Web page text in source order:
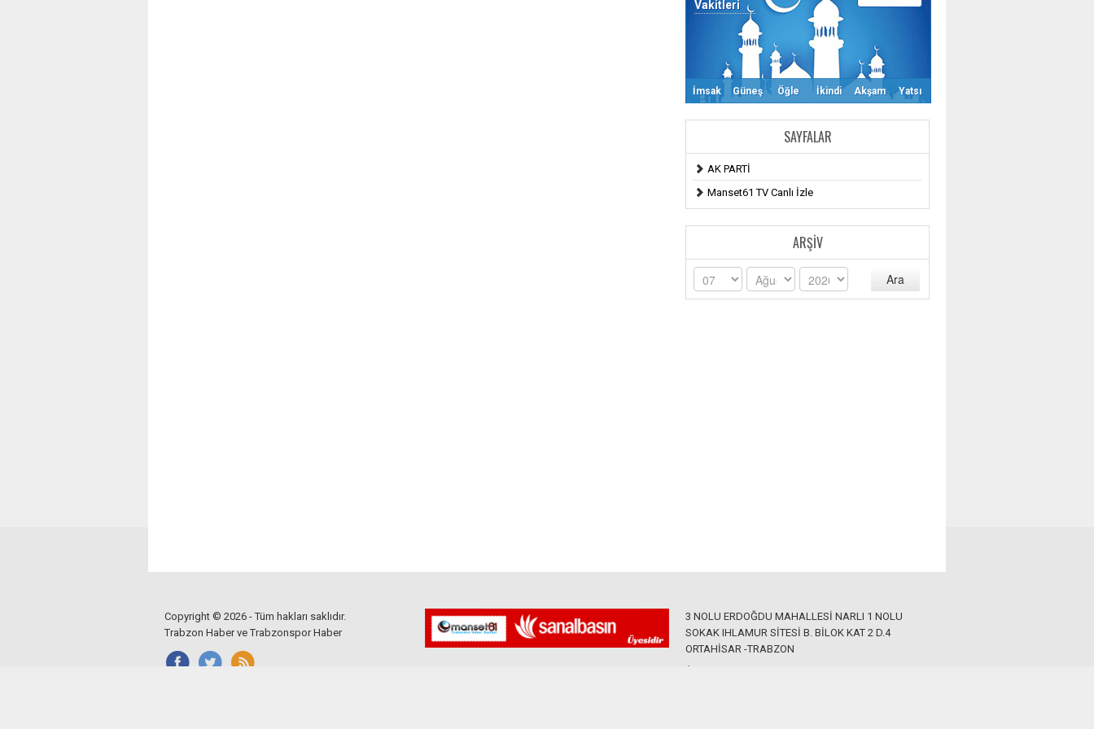
Vakitleri
İmsak Güneş Öğle İkindi Akşam Yatsı
SAYFALAR
AK PARTİ
Manset61 TV Canlı İzle
ARŞIV
Ara
Copyright © 2026 - Tüm hakları saklıdır.
Trabzon Haber ve Trabzonspor Haber
3 NOLU ERDOĞDU MAHALLESİ NARLI 1 NOLU
SOKAK IHLAMUR SİTESİ B. BİLOK KAT 2 D.4
ORTAHİSAR -TRABZON